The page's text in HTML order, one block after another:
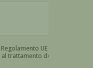
UE n.
Devi dare il consenso